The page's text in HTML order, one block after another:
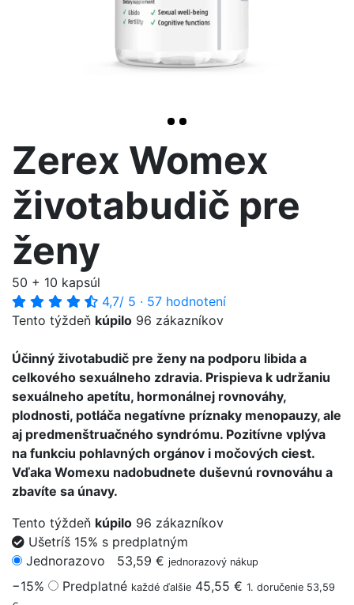
Zerex Womex
životabudič pre
ženy
50 + 10 kapsúl
4,7/ 5 · 57 hodnotení
Tento týždeň kúpilo 96 zákazníkov
Účinný životabudič pre ženy na podporu libida a
celkového sexuálneho zdravia. Prispieva k udržaniu
sexuálneho apetítu, hormonálnej rovnováhy,
plodnosti, potláča negatívne príznaky menopauzy, ale
aj predmenštruačného syndrómu. Pozitívne vplýva
na funkciu pohlavných orgánov i močových ciest.
Vďaka Womexu nadobudnete duševnú rovnováhu a
zbavíte sa únavy.
Tento týždeň kúpilo 96 zákazníkov
Ušetríš 15% s predplatným
Jednorazovo
53,59 € jednorazový nákup
−15% Predplatné každé ďalšie 45,55 € 1. doručenie 53,59